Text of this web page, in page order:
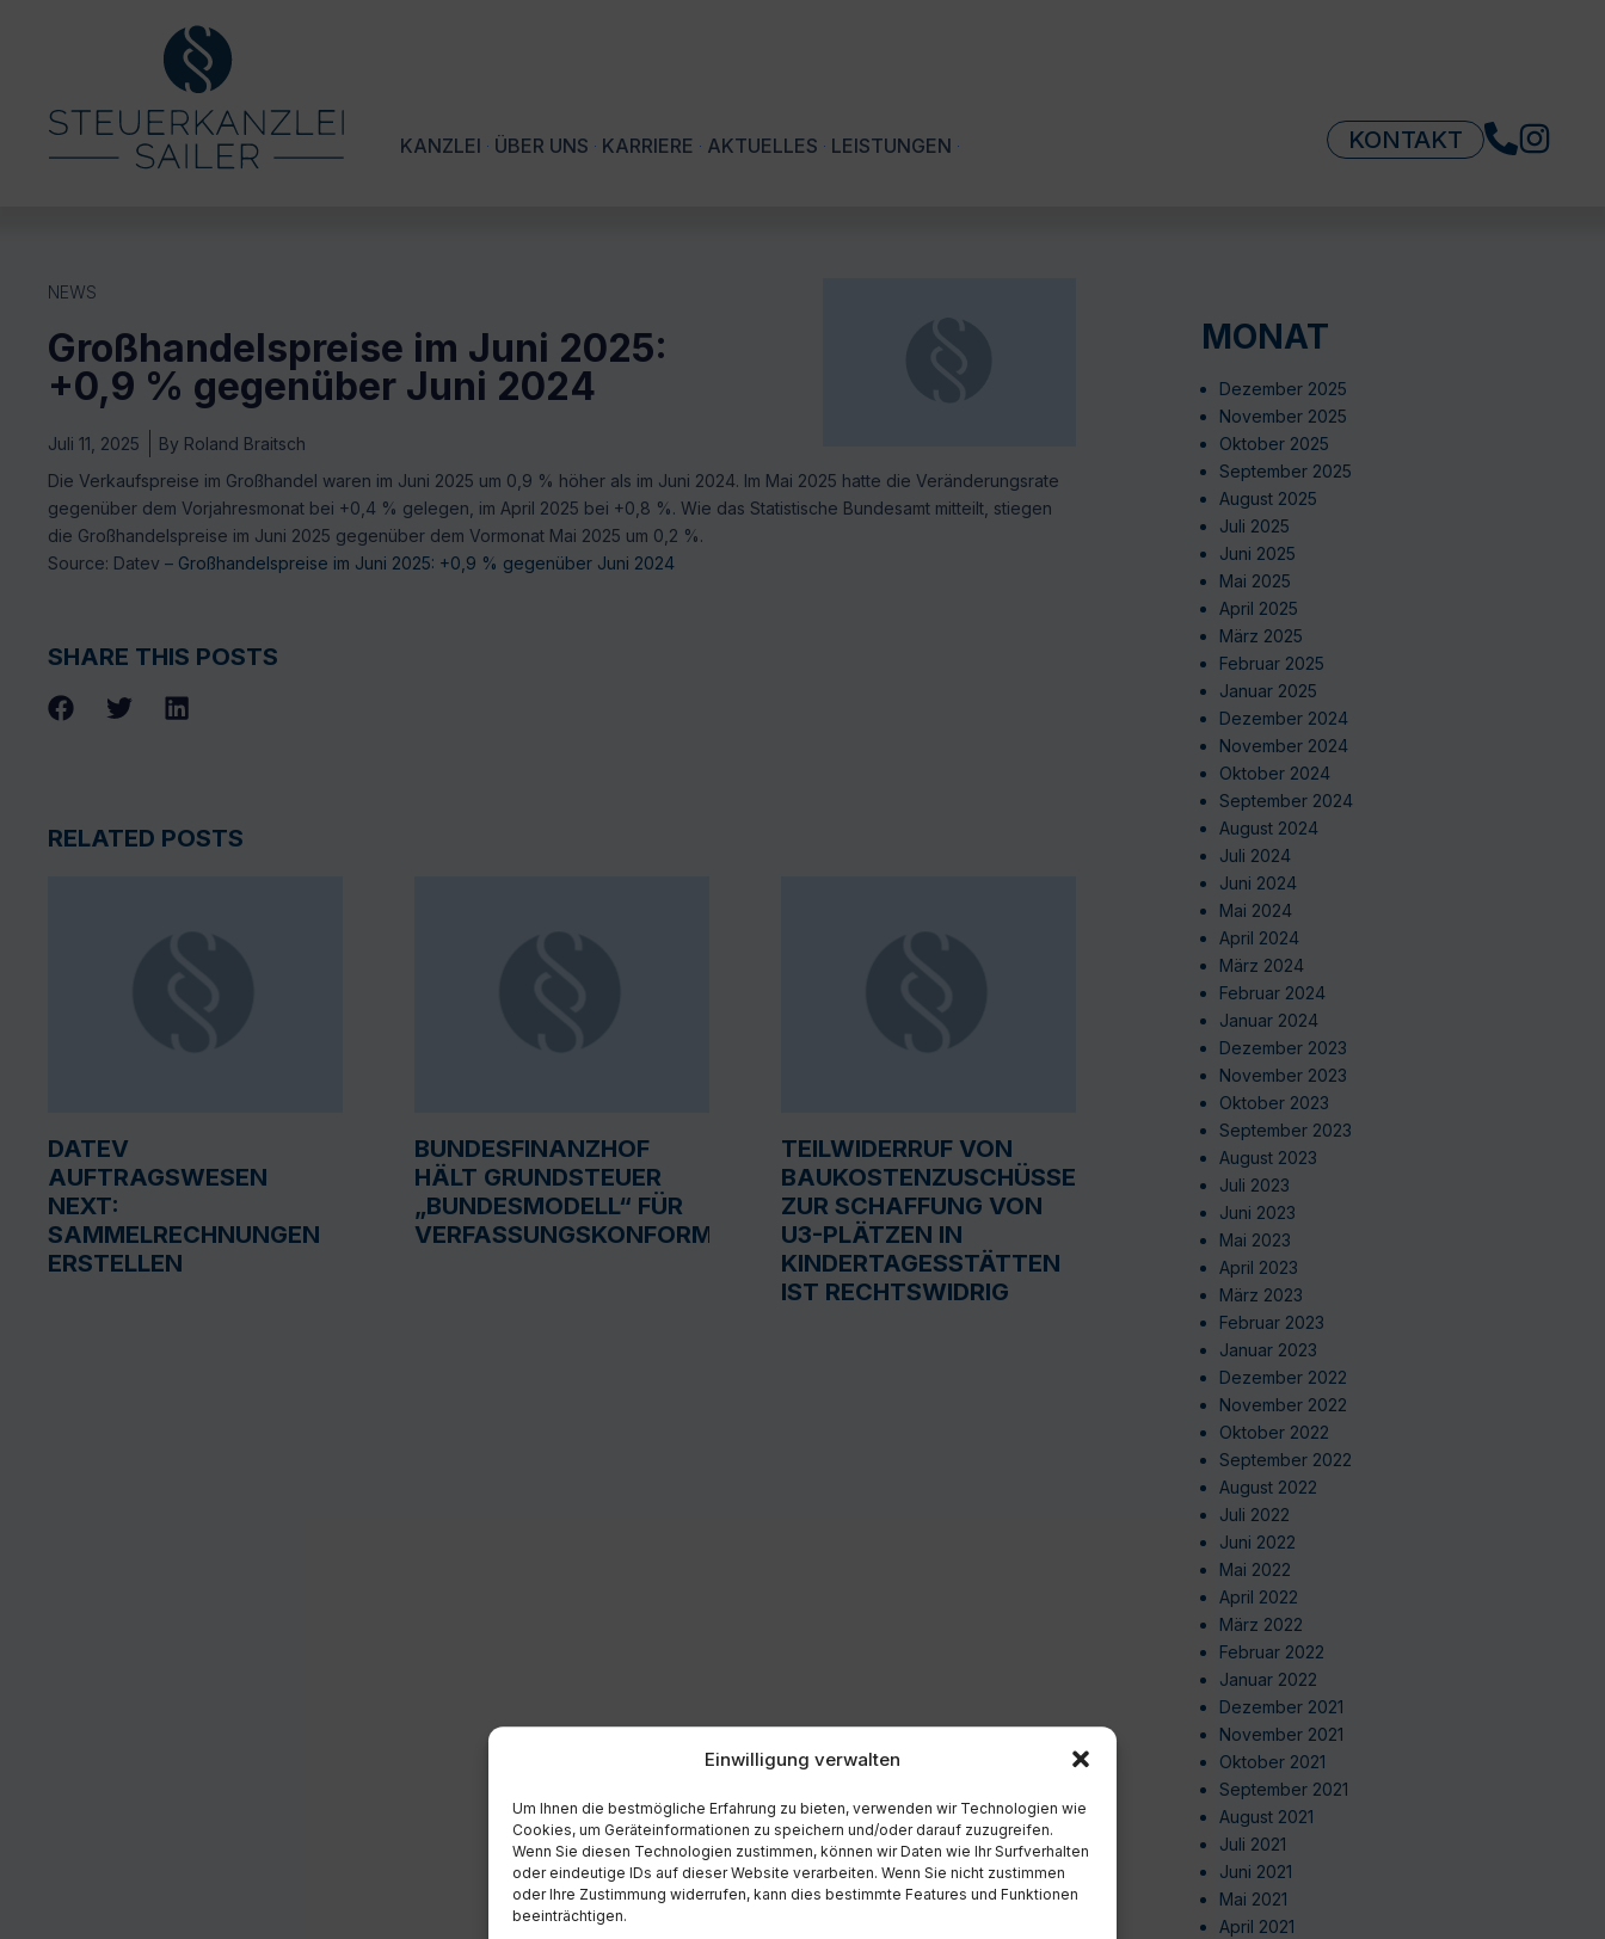
Einwilligung verwalten
Um Ihnen die bestmögliche Erfahrung zu bieten, verwenden wir Technologien wie
Cookies, um Geräteinformationen zu speichern und/oder darauf zuzugreifen.
Wenn Sie diesen Technologien zustimmen, können wir Daten wie Ihr Surfverhalten
oder eindeutige IDs auf dieser Website verarbeiten. Wenn Sie nicht zustimmen
oder Ihre Zustimmung widerrufen, kann dies bestimmte Features und Funktionen
beeinträchtigen.
KANZLEI ÜBER UNS KARRIERE AKTUELLES LEISTUNGEN KONTAKT
NEWS
Großhandelspreise im Juni 2025:
+0,9 % gegenüber Juni 2024
Juli 11, 2025 By Roland Braitsch
Die Verkaufspreise im Großhandel waren im Juni 2025 um 0,9 % höher als im Juni 2024. Im Mai 2025 hatte die Veränderungsrate
gegenüber dem Vorjahresmonat bei +0,4 % gelegen, im April 2025 bei +0,8 %. Wie das Statistische Bundesamt mitteilt, stiegen
die Großhandelspreise im Juni 2025 gegenüber dem Vormonat Mai 2025 um 0,2 %.
Source: Datev – Großhandelspreise im Juni 2025: +0,9 % gegenüber Juni 2024
SHARE THIS POSTS
RELATED POSTS
DATEV
AUFTRAGSWESEN
NEXT:
SAMMELRECHNUNGEN
ERSTELLEN
BUNDESFINANZHOF
HÄLT GRUNDSTEUER
„BUNDESMODELL“ FÜR
VERFASSUNGSKONFORM
TEILWIDERRUF VON
BAUKOSTENZUSCHÜSSEN
ZUR SCHAFFUNG VON
U3-PLÄTZEN IN
KINDERTAGESSTÄTTEN
IST RECHTSWIDRIG
MONAT
Dezember 2025
November 2025
Oktober 2025
September 2025
August 2025
Juli 2025
Juni 2025
Mai 2025
April 2025
März 2025
Februar 2025
Januar 2025
Dezember 2024
November 2024
Oktober 2024
September 2024
August 2024
Juli 2024
Juni 2024
Mai 2024
April 2024
März 2024
Februar 2024
Januar 2024
Dezember 2023
November 2023
Oktober 2023
September 2023
August 2023
Juli 2023
Juni 2023
Mai 2023
April 2023
März 2023
Februar 2023
Januar 2023
Dezember 2022
November 2022
Oktober 2022
September 2022
August 2022
Juli 2022
Juni 2022
Mai 2022
April 2022
März 2022
Februar 2022
Januar 2022
Dezember 2021
November 2021
Oktober 2021
September 2021
August 2021
Juli 2021
Juni 2021
Mai 2021
April 2021